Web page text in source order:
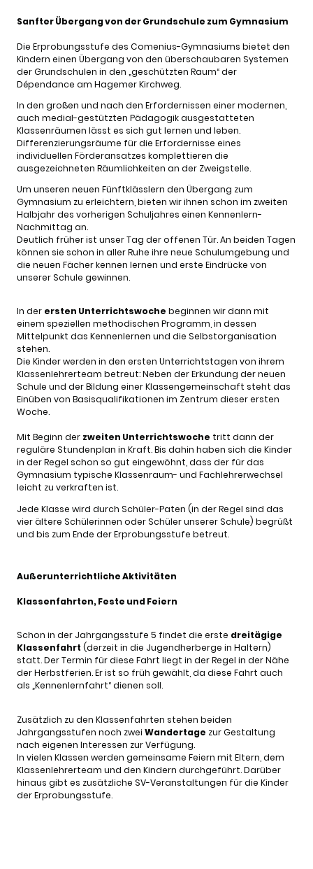
Sanfter Übergang von der Grundschule zum Gymnasium
Die Erprobungsstufe des Comenius-Gymnasiums bietet den
Kindern einen Übergang von den überschaubaren Systemen
der Grundschulen in den „geschützten Raum“ der
Dépendance am Hagemer Kirchweg.
In den großen und nach den Erfordernissen einer modernen,
auch medial-gestützten Pädagogik ausgestatteten
Klassenräumen lässt es sich gut lernen und leben.
Differenzierungsräume für die Erfordernisse eines
individuellen Förderansatzes komplettieren die
ausgezeichneten Räumlichkeiten an der Zweigstelle.
Um unseren neuen Fünftklässlern den Übergang zum
Gymnasium zu erleichtern, bieten wir ihnen schon im zweiten
Halbjahr des vorherigen Schuljahres einen Kennenlern-
Nachmittag an.
Deutlich früher ist unser Tag der offenen Tür. An beiden Tagen
können sie schon in aller Ruhe ihre neue Schulumgebung und
die neuen Fächer kennen lernen und erste Eindrücke von
unserer Schule gewinnen.
In der ersten Unterrichtswoche beginnen wir dann mit
einem speziellen methodischen Programm, in dessen
Mittelpunkt das Kennenlernen und die Selbstorganisation
stehen.
Die Kinder werden in den ersten Unterrichtstagen von ihrem
Klassenlehrerteam betreut: Neben der Erkundung der neuen
Schule und der Bildung einer Klassengemeinschaft steht das
Einüben von Basisqualifikationen im Zentrum dieser ersten
Woche.
Mit Beginn der zweiten Unterrichtswoche tritt dann der
reguläre Stundenplan in Kraft. Bis dahin haben sich die Kinder
in der Regel schon so gut eingewöhnt, dass der für das
Gymnasium typische Klassenraum- und Fachlehrerwechsel
leicht zu verkraften ist.
Jede Klasse wird durch Schüler-Paten (in der Regel sind das
vier ältere Schülerinnen oder Schüler unserer Schule) begrüßt
und bis zum Ende der Erprobungsstufe betreut.
Außerunterrichtliche Aktivitäten
Klassenfahrten, Feste und Feiern
Schon in der Jahrgangsstufe 5 findet die erste dreitägige
Klassenfahrt (derzeit in die Jugendherberge in Haltern)
statt. Der Termin für diese Fahrt liegt in der Regel in der Nähe
der Herbstferien. Er ist so früh gewählt, da diese Fahrt auch
als „Kennenlernfahrt“ dienen soll.
Zusätzlich zu den Klassenfahrten stehen beiden
Jahrgangsstufen noch zwei Wandertage zur Gestaltung
nach eigenen Interessen zur Verfügung.
In vielen Klassen werden gemeinsame Feiern mit Eltern, dem
Klassenlehrerteam und den Kindern durchgeführt. Darüber
hinaus gibt es zusätzliche SV-Veranstaltungen für die Kinder
der Erprobungsstufe.